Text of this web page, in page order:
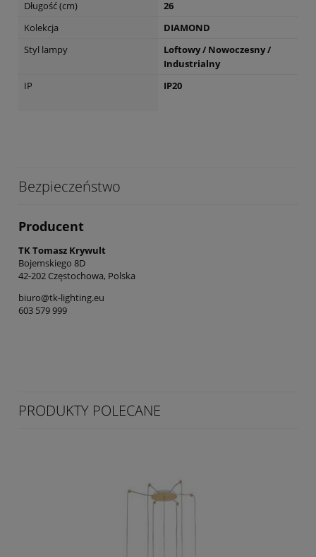
Długość (cm)
26
Kolekcja
DIAMOND
Styl lampy
Loftowy / Nowoczesny /
Industrialny
IP
IP20
Bezpieczeństwo
Producent
TK Tomasz Krywult
Bojemskiego 8D
42-202 Częstochowa, Polska
biuro@tk-lighting.eu
603 579 999
PRODUKTY POLECANE